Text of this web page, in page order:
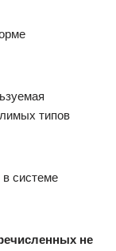
типов
системе
не